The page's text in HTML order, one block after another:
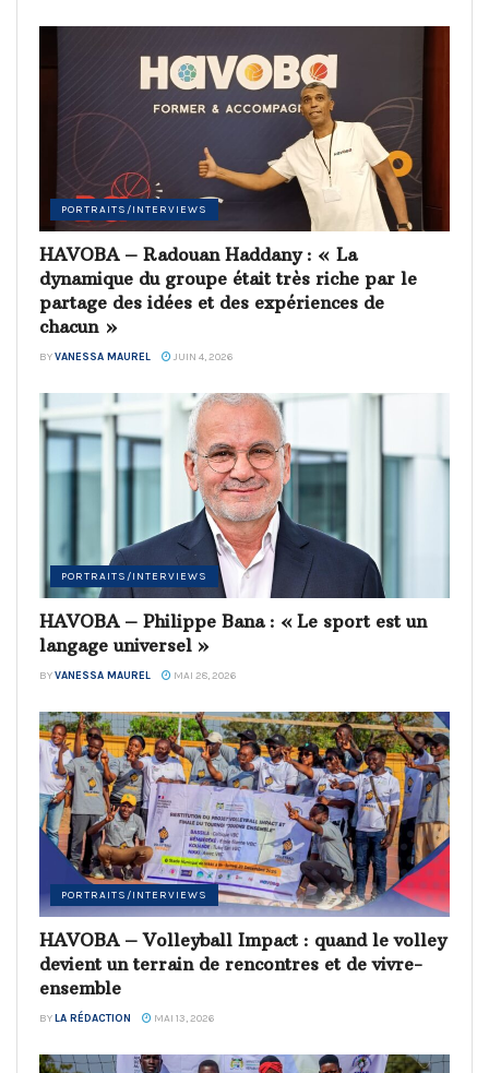
PORTRAITS/INTERVIEWS
HAVOBA – Radouan Haddany : « La
dynamique du groupe était très riche par le
partage des idées et des expériences de
chacun »
BYVANESSA MAUREL JUIN 4, 2026
PORTRAITS/INTERVIEWS
HAVOBA – Philippe Bana : « Le sport est un
langage universel »
BYVANESSA MAUREL MAI 28, 2026
PORTRAITS/INTERVIEWS
HAVOBA – Volleyball Impact : quand le volley
devient un terrain de rencontres et de vivre-
ensemble
BYLA RÉDACTION MAI 13, 2026